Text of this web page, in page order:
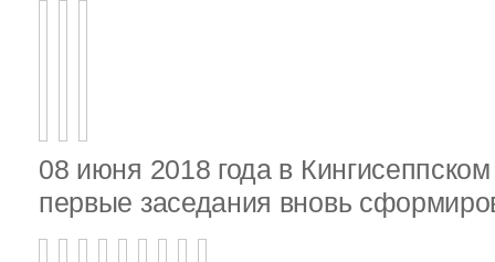
08 июня 2018 года в
первые заседания вновь